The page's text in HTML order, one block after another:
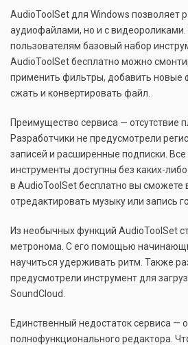
AudioToolSet для Windows позволяет
аудиофайлами, но и с видеороликами.
пользователям базовый набор
AudioToolSet бесплатно можно
применить фильтры, добавить новые
сжать и конвертировать файл.
Преимущество сервиса — отсутствие
Разработчики не предусмотрели
записей и расширенные подписки.
инструменты доступны без каких-
в AudioToolSet бесплатно вы сможете
отредактировать музыку или запись
Из необычных функций AudioToolSet
метронома. С его помощью
научиться удерживать ритм. Также
предусмотрели инструмент для
SoundCloud.
Единственный недостаток сервиса —
полнофункционального редактора.